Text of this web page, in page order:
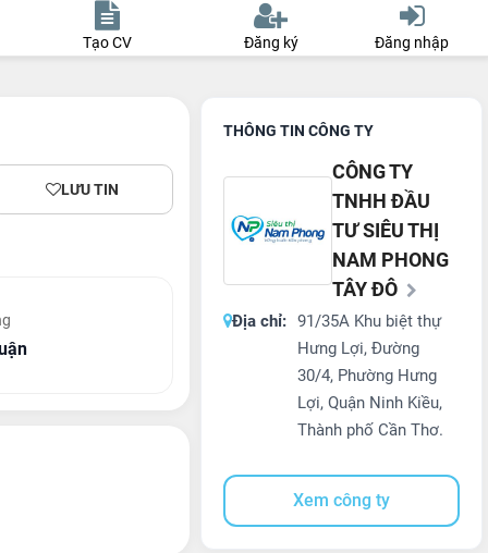
Tạo CV Đăng ký Đăng nhập
LƯU TIN
THÔNG TIN CÔNG TY
CÔNG TY
TNHH ĐẦU
TƯ SIÊU THỊ
NAM PHONG
TÂY ĐÔ
Địa chỉ: 91/35A Khu biệt thự
Hưng Lợi, Đường
30/4, Phường Hưng
Lợi, Quận Ninh Kiều,
Thành phố Cần Thơ.
Xem công ty